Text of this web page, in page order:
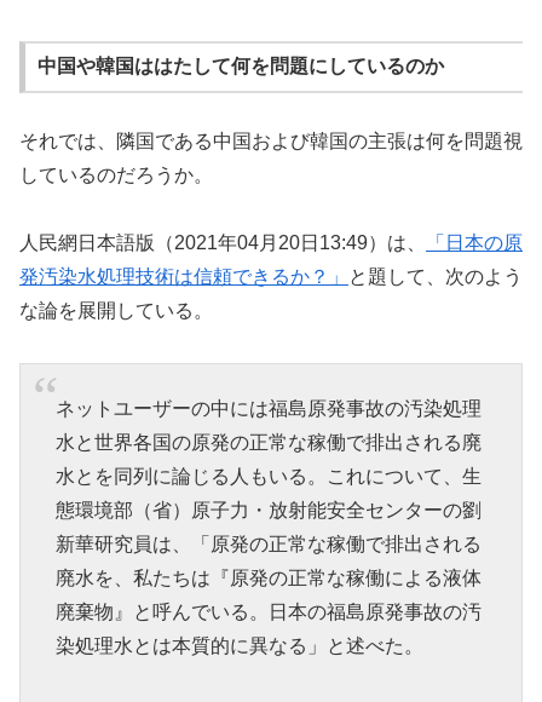
中国や韓国ははたして何を問題にしているのか
それでは、隣国である中国および韓国の主張は何を問題視
しているのだろうか。
人民網日本語版（2021年04月20日13:49）は、
「日本の原
発汚染水処理技術は信頼できるか？」
と題して、次のよう
な論を展開している。
ネットユーザーの中には福島原発事故の汚染処理
水と世界各国の原発の正常な稼働で排出される廃
水とを同列に論じる人もいる。これについて、生
態環境部（省）原子力・放射能安全センターの劉
新華研究員は、「原発の正常な稼働で排出される
廃水を、私たちは『原発の正常な稼働による液体
廃棄物』と呼んでいる。日本の福島原発事故の汚
染処理水とは本質的に異なる」と述べた。